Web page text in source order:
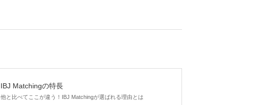
IBJ Matchingの特長
他と比べてここが違う！IBJ Matchingが選ばれる理由とは